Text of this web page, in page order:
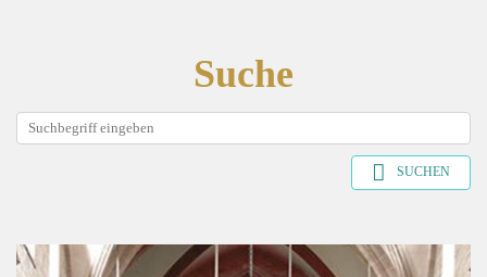
Suche
SUCHEN